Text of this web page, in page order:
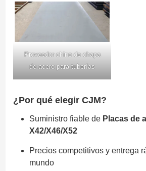
Proveedor chino de chapa
de acero para tuberías
¿Por qué elegir CJM?
Suministro fiable de Placas de
X42/X46/X52
Precios competitivos y entrega
mundo